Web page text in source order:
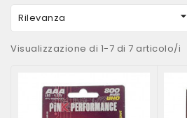
Rilevanza 
Visualizzazione di 1-7 di 7 articolo/i